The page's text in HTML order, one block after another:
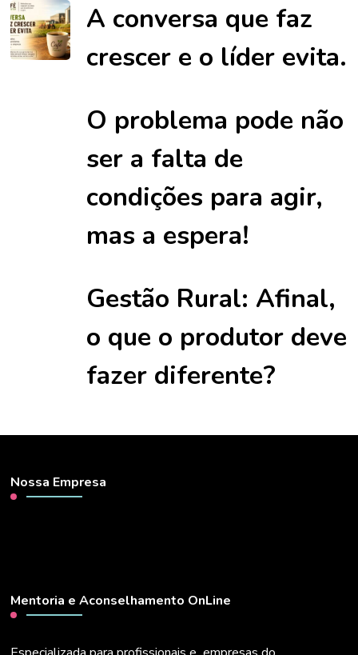
A conversa que faz
crescer e o líder evita.
O problema pode não
ser a falta de
condições para agir,
mas a espera!
Gestão Rural: Afinal,
o que o produtor deve
fazer diferente?
Nossa Empresa
Mentoria e Aconselhamento OnLine